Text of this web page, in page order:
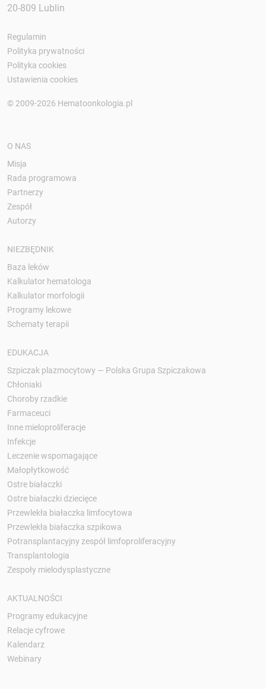
20-809 Lublin
Regulamin
Polityka prywatności
Polityka cookies
Ustawienia cookies
© 2009-2026 Hematoonkologia.pl
O NAS
Misja
Rada programowa
Partnerzy
Zespół
Autorzy
NIEZBĘDNIK
Baza leków
Kalkulator hematologa
Kalkulator morfologii
Programy lekowe
Schematy terapii
EDUKACJA
Szpiczak plazmocytowy — Polska Grupa Szpiczakowa
Chłoniaki
Choroby rzadkie
Farmaceuci
Inne mieloproliferacje
Infekcje
Leczenie wspomagające
Małopłytkowość
Ostre białaczki
Ostre białaczki dziecięce
Przewlekła białaczka limfocytowa
Przewlekła białaczka szpikowa
Potransplantacyjny zespół limfoproliferacyjny
Transplantologia
Zespoły mielodysplastyczne
AKTUALNOŚCI
Programy edukacyjne
Relacje cyfrowe
Kalendarz
Webinary